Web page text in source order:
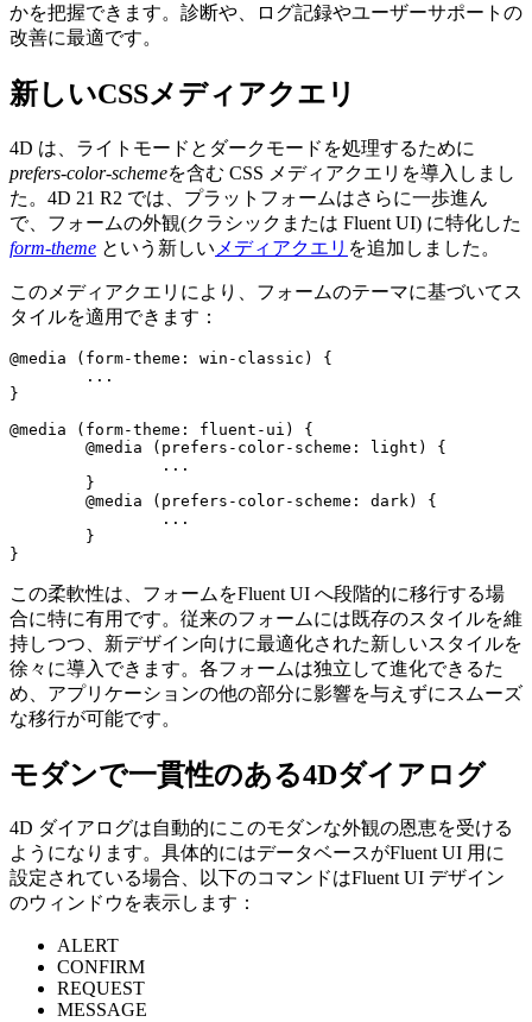
かを把握できます。診断や、ログ記録やユーザーサポートの
改善に最適です。
新しいCSSメディアクエリ
4D は、ライトモードとダークモードを処理するために
prefers-color-schemeを含む CSS メディアクエリを導入しまし
た。4D 21 R2 では、プラットフォームはさらに一歩進ん
で、フォームの外観(クラシックまたは Fluent UI) に特化した
form-theme という新しい メディアクエリ を追加しました。
このメディアクエリにより、フォームのテーマに基づいてス
タイルを適用できます：
@media (form-theme: win-classic) {
}
@media (form-theme: fluent-ui) {
}
この柔軟性は、フォームをFluent UI へ段階的に移行する場
合に特に有用です。従来のフォームには既存のスタイルを維
持しつつ、新デザイン向けに最適化された新しいスタイルを
徐々に導入できます。各フォームは独立して進化できるた
め、アプリケーションの他の部分に影響を与えずにスムーズ
な移行が可能です。
モダンで一貫性のある4Dダイアログ
4D ダイアログは自動的にこのモダンな外観の恩恵を受ける
ようになります。具体的にはデータベースがFluent UI 用に
設定されている場合、以下のコマンドはFluent UI デザイン
のウィンドウを表示します：
ALERT
CONFIRM
REQUEST
MESSAGE